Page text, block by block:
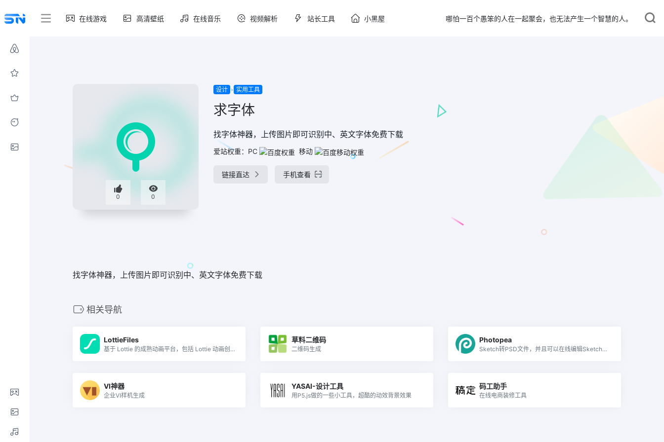
在线游戏 高清壁纸 在线音乐 视频解析 站长工具 小黑屋 哪怕一百个愚笨的人在一起聚会，也无法产生一个智慧的人。
0 0
设计 实用工具
求字体
找字体神器，上传图片即可识别中、英文字体免费下载
爱站权重： PC 移动
链接直达 手机查看
找字体神器，上传图片即可识别中、英文字体免费下载
相关导航
LottieFiles
基于 Lottie 的成熟动画平台，包括 Lottie 动画创建、编辑和测试工具，以及全球最大的开源动画市场
草料二维码
二维码生成
Photopea
Sketch转PSD文件，并且可以在线编辑Sketch和PSD
VI神器
企业VI样机生成
YASAI-设计工具
用P5.js做的一些小工具，超酷的动效背景效果
码工助手
在线电商装修工具